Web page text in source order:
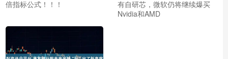
倍指标公式！！！
有自研芯，微软仍将继续爆买
Nvidia和AMD